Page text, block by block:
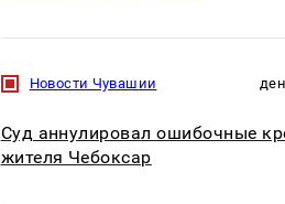
Новости Чувашии
Суд аннулировал ошибочные
жителя Чебоксар